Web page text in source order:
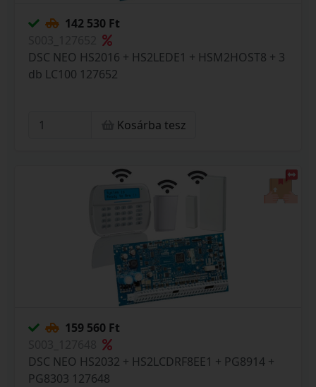
142 530 Ft
DSC NEO HS2016 + HS2LEDE1 + HSM2HOST8 + 3
db LC100 127652
Kosárba tesz
159 560 Ft
DSC NEO HS2032 + HS2LCDRF8EE1 + PG8914 +
PG8303 127648